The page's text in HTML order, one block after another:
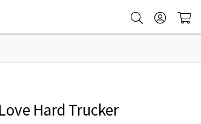
Hard Trucker